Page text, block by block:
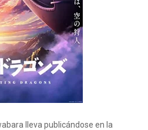
lleva publicándose en la